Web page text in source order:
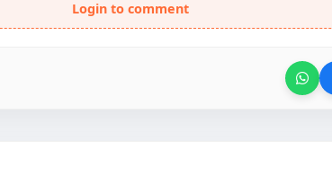
Login to comment